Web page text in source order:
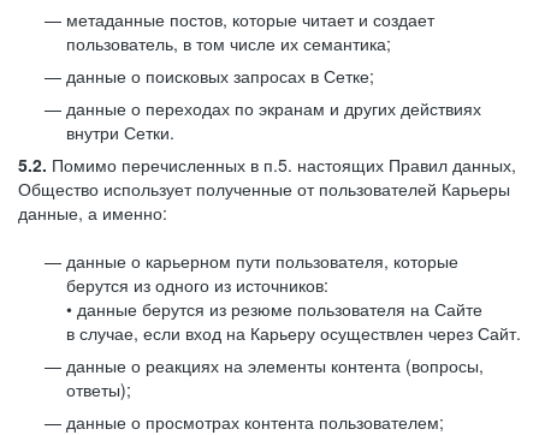
метаданные постов, которые читает и создает
пользователь, в том числе их семантика;
данные о поисковых запросах в Сетке;
данные о переходах по экранам и других действиях
внутри Сетки.
5.2. Помимо перечисленных в п.5. настоящих Правил данных,
Общество использует полученные от пользователей Карьеры
данные, а именно:
данные о карьерном пути пользователя, которые
берутся из одного из источников:
• данные берутся из резюме пользователя на Сайте
в случае, если вход на Карьеру осуществлен через Сайт.
данные о реакциях на элементы контента (вопросы,
ответы);
данные о просмотрах контента пользователем;